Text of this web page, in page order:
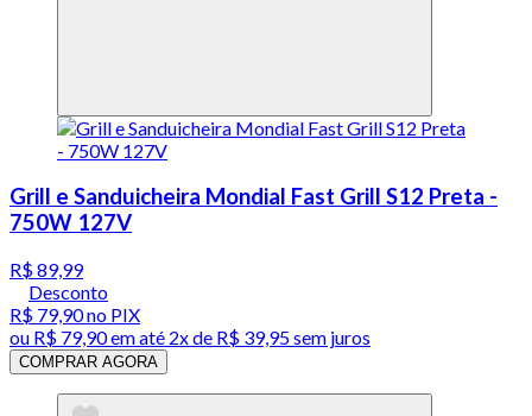
Grill e Sanduicheira Mondial Fast Grill S12 Preta -
750W 127V
R$ 89,99
Desconto
R$ 79,90no PIX
ou R$ 79,90em até 2x de R$ 39,95 sem juros
COMPRAR AGORA